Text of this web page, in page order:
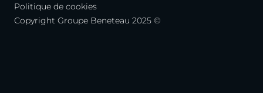
Politique de cookies
Copyright Groupe Beneteau 2025 ©